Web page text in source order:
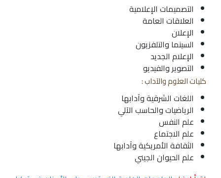
التصميمات الإعلامية
العلاقات العامة
الإعلان
السينما والتلفزيون
الإعلام الجديد
التصوير والفيديو
كليات العلوم والآداب :
اللغات الشرقية وآدابها
الرياضيات والحاسب الآلي
علم النفس
علم الاجتماع
الثقافة الأمريكية وآدابها
علم الحيوان الجيني